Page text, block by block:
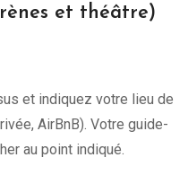
et théâtre)
et indiquez votre lieu de
AirBnB). Votre guide-
au point indiqué.